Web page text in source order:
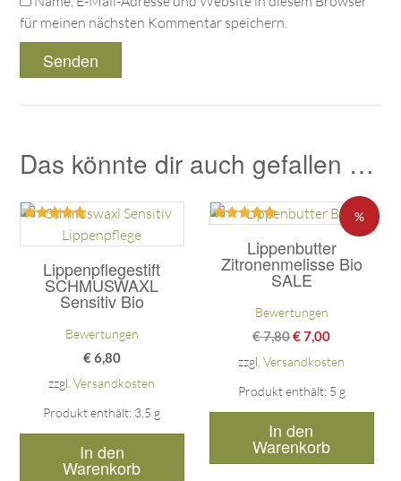
für meinen nächsten Kommentar speichern.
Das könnte dir auch gefallen …
Lippenpflegestift
SCHMUSWAXL
Sensitiv Bio
Bewertet
mit
von 5
Bewertungen
€6,80
zzgl.Versandkosten
Produkt enthält: 3,5 g
In den
Warenkorb
%
Lippenbutter
Zitronenmelisse Bio
SALE
mit
5.00
von 5
Bewertungen
€7,80€7,00
zzgl.Versandkosten
Produkt enthält: 5 g
In den
Warenkorb